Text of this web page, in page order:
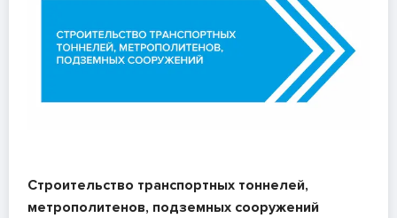
Строительство транспортных тоннелей,
метрополитенов, подземных сооружений